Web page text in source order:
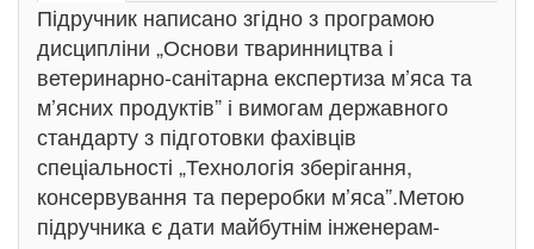
Підручник написано згідно з програмою
дисципліни „Основи тваринництва і
ветеринарно-санітарна експертиза м’яса та
м’ясних продуктів” і вимогам державного
стандарту з підготовки фахівців
спеціальності „Технологія зберігання,
консервування та переробки м’яса”.Метою
підручника є дати майбутнім інженерам-